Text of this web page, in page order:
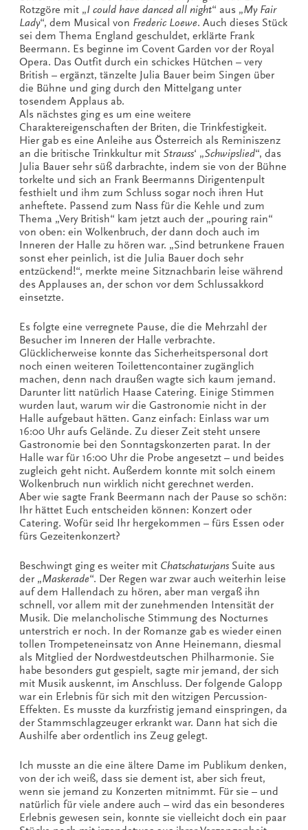
Rotzgöre mit „I could have danced all night“ aus „My Fair
Lady“, dem Musical von Frederic Loewe. Auch dieses Stück
sei dem Thema England geschuldet, erklärte Frank
Beermann. Es beginne im Covent Garden vor der Royal
Opera. Das Outfit durch ein schickes Hütchen – very
British – ergänzt, tänzelte Julia Bauer beim Singen über
die Bühne und ging durch den Mittelgang unter
tosendem Applaus ab.
Als nächstes ging es um eine weitere
Charaktereigenschaften der Briten, die Trinkfestigkeit.
Hier gab es eine Anleihe aus Österreich als Reminiszenz
an die britische Trinkkultur mit Strauss‘ „Schwipslied“, das
Julia Bauer sehr süß darbrachte, indem sie von der Bühne
torkelte und sich an Frank Beermanns Dirigentenpult
festhielt und ihm zum Schluss sogar noch ihren Hut
anheftete. Passend zum Nass für die Kehle und zum
Thema „Very British“ kam jetzt auch der „pouring rain“
von oben: ein Wolkenbruch, der dann doch auch im
Inneren der Halle zu hören war. „Sind betrunkene Frauen
sonst eher peinlich, ist die Julia Bauer doch sehr
entzückend!“, merkte meine Sitznachbarin leise während
des Applauses an, der schon vor dem Schlussakkord
einsetzte.
Es folgte eine verregnete Pause, die die Mehrzahl der
Besucher im Inneren der Halle verbrachte.
Glücklicherweise konnte das Sicherheitspersonal dort
noch einen weiteren Toilettencontainer zugänglich
machen, denn nach draußen wagte sich kaum jemand.
Darunter litt natürlich Haase Catering. Einige Stimmen
wurden laut, warum wir die Gastronomie nicht in der
Halle aufgebaut hätten. Ganz einfach: Einlass war um
16:00 Uhr aufs Gelände. Zu dieser Zeit steht unsere
Gastronomie bei den Sonntagskonzerten parat. In der
Halle war für 16:00 Uhr die Probe angesetzt – und beides
zugleich geht nicht. Außerdem konnte mit solch einem
Wolkenbruch nun wirklich nicht gerechnet werden.
Aber wie sagte Frank Beermann nach der Pause so schön:
Ihr hättet Euch entscheiden können: Konzert oder
Catering. Wofür seid Ihr hergekommen – fürs Essen oder
fürs Gezeitenkonzert?
Beschwingt ging es weiter mit Chatschaturjans Suite aus
der „Maskerade“. Der Regen war zwar auch weiterhin leise
auf dem Hallendach zu hören, aber man vergaß ihn
schnell, vor allem mit der zunehmenden Intensität der
Musik. Die melancholische Stimmung des Nocturnes
unterstrich er noch. In der Romanze gab es wieder einen
tollen Trompeteneinsatz von Anne Heinemann, diesmal
als Mitglied der Nordwestdeutschen Philharmonie. Sie
habe besonders gut gespielt, sagte mir jemand, der sich
mit Musik auskennt, im Anschluss. Der folgende Galopp
war ein Erlebnis für sich mit den witzigen Percussion-
Effekten. Es musste da kurzfristig jemand einspringen, da
der Stammschlagzeuger erkrankt war. Dann hat sich die
Aushilfe aber ordentlich ins Zeug gelegt.
Ich musste an die eine ältere Dame im Publikum denken,
von der ich weiß, dass sie dement ist, aber sich freut,
wenn sie jemand zu Konzerten mitnimmt. Für sie – und
natürlich für viele andere auch – wird das ein besonderes
Erlebnis gewesen sein, konnte sie vielleicht doch ein paar